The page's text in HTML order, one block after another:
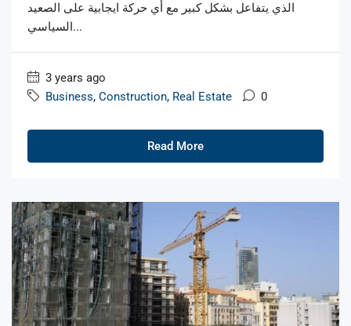
الذي يتفاعل بشكل كبير مع أي حركة ايجابية على الصعيد
السياسي...
3 years ago
Business, Construction, Real Estate 0
Read More